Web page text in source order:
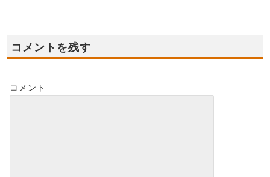
コメントを残す
コメント